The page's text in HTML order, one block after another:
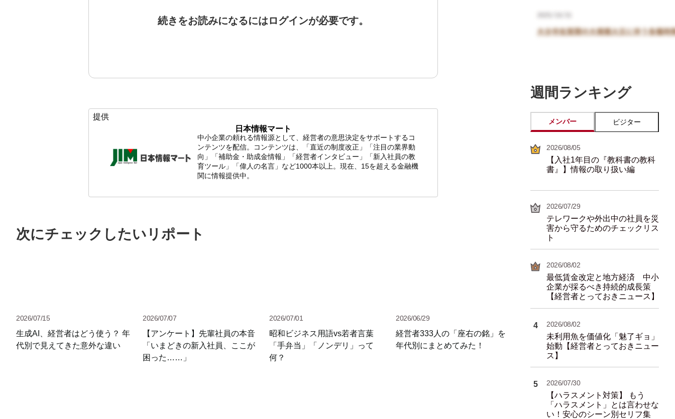
続きをお読みになるにはログインが必要です。
提供
日本情報マート
中小企業の頼れる情報源として、経営者の意思決定をサポートするコ
ンテンツを配信。コンテンツは、「直近の制度改正」「注目の業界動
向」「補助金・助成金情報」「経営者インタビュー」「新入社員の教
育ツール」「偉人の名言」など1000本以上。現在、15を超える金融機
関に情報提供中。
次にチェックしたいリポート
2026/07/15
生成AI、経営者はどう使う？ 年
代別で見えてきた意外な違い
2026/07/07
【アンケート】先輩社員の本音
「いまどきの新入社員、ここが
困った……」
2026/07/01
昭和ビジネス用語vs若者言葉
「手弁当」「ノンデリ」って
何？
2026/06/29
経営者333人の「座右の銘」を
年代別にまとめてみた！
週間ランキング
メンバー ビジター
2026/08/05
【入社1年目の『教科書の教科
書』】情報の取り扱い編
2026/07/29
テレワークや外出中の社員を災
害から守るためのチェックリス
ト
2026/08/02
最低賃金改定と地方経済 中小
企業が採るべき持続的成長策
【経営者とっておきニュース】
4 2026/08/02
未利用魚を価値化「魅了ギョ」
始動【経営者とっておきニュー
ス】
5 2026/07/30
【ハラスメント対策】 もう
「ハラスメント」とは言わせな
い！安心のシーン別セリフ集